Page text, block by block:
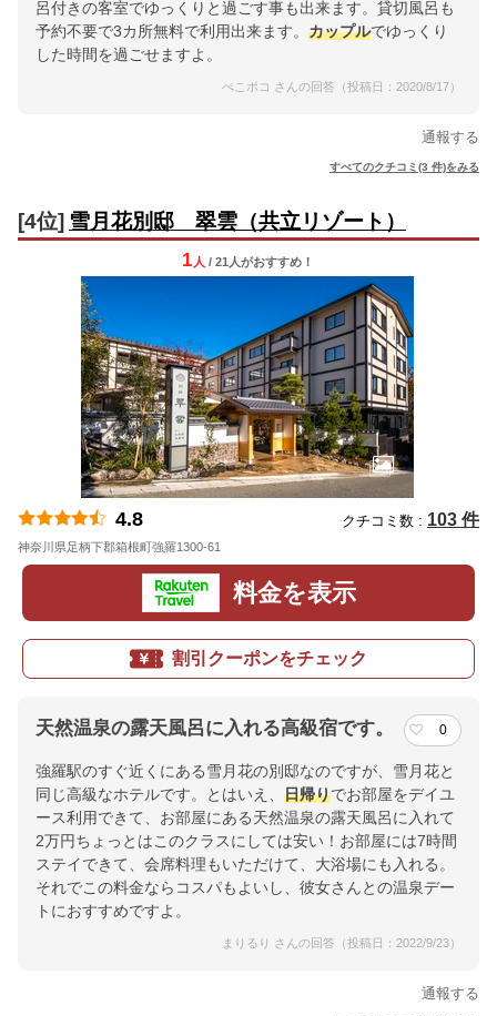
呂付きの客室でゆっくりと過ごす事も出来ます。貸切風呂も
予約不要で3カ所無料で利用出来ます。 カップルでゆっくり
した時間を過ごせますよ。
ぺこポコ さんの回答（投稿日：2020/8/17）
通報する
すべてのクチコミ(3 件)をみる
[4位] 雪月花別邸 翠雲（共立リゾート）
1 人 / 21人がおすすめ！
4.8 クチコミ数 : 103 件
神奈川県足柄下郡箱根町強羅1300-61
料金を表示
割引クーポンをチェック
天然温泉の露天風呂に入れる高級宿です。 0
強羅駅のすぐ近くにある雪月花の別邸なのですが、雪月花と
同じ高級なホテルです。とはいえ、 日帰りでお部屋をデイユ
ース利用できて、お部屋にある天然温泉の露天風呂に入れて
2万円ちょっとはこのクラスにしては安い！お部屋には7時間
ステイできて、会席料理もいただけて、大浴場にも入れる。
それでこの料金ならコスパもよいし、彼女さんとの温泉デー
トにおすすめですよ。
まりるり さんの回答（投稿日：2022/9/23）
通報する